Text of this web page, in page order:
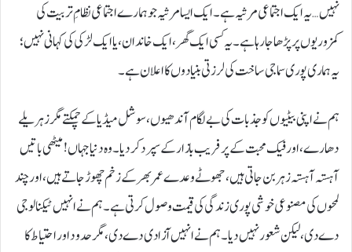
نہیں… یہ ایک اجتماعی مرثیہ ہے۔ ایک ایسا مرثیہ جو ہمارے اجتماعی نظامِ تربیت کی
کمزوریوں پر پڑھا جا رہا ہے۔ یہ کسی ایک گھر، ایک خاندان، یا ایک لڑکی کی کہانی نہیں؛
یہ ہماری پوری سماجی ساخت کی لرزتی بنیادوں کا اعلان ہے۔
ہم نے اپنی بیٹیوں کو جذبات کی بے لگام آندھیوں، سوشل میڈیا کے چمکتے مگر زہریلے
دھارے، اور فیک محبت کے پرفریب بازار کے سپرد کر دیا۔ وہ دنیا جہاں! میٹھی باتیں
آہستہ آہستہ زہر بن جاتی ہیں، جھوٹے وعدے عمر بھر کے زخم چھوڑ جاتے ہیں، اور چند
لمحوں کی مصنوعی خوشی پوری زندگی کی قیمت وصول کرتی ہے۔ ہم نے انہیں ٹیکنالوجی
دے دی، لیکن شعور نہیں دیا۔ ہم نے انہیں آزادی دے دی، مگر حدود اور احتیاط کا